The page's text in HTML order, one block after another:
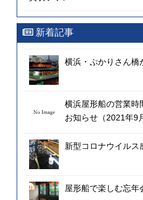
新着記事
横浜・ぷかりさん橋
横浜屋形船の営業時
お知らせ（2021年9
新型コロナウイルス
屋形船で楽しむ忘年